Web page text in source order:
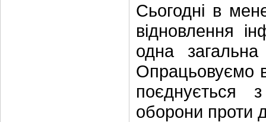
Сьогодні в
відновлення
одна
Опрацьовуємо
поєднується
оборони проти